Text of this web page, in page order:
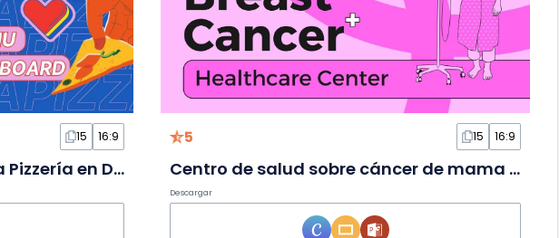
15 16:9
Menú Digital Divertido para Pizzería en Diapositivas
5 15 16:9
Centro de salud sobre cáncer de mama ilustrado en Diapositivas
Descargar